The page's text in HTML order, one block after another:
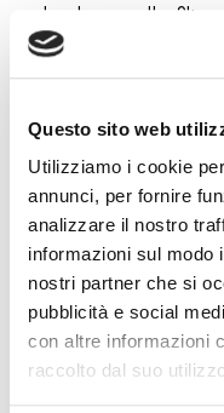
Questo sito web
Utilizziamo i cookie
annunci, per fornire
analizzare il nostro
informazioni sul modo
nostri partner che si
pubblicità e social
con altre informazioni
raccolto dal suo
Larghezza rollo: 94 cm
Altezza rollo: a
Vantaggi
Facilità e velocità
di montaggio del
prodotto
di eventuale
rimozione del
prodotto
Massima